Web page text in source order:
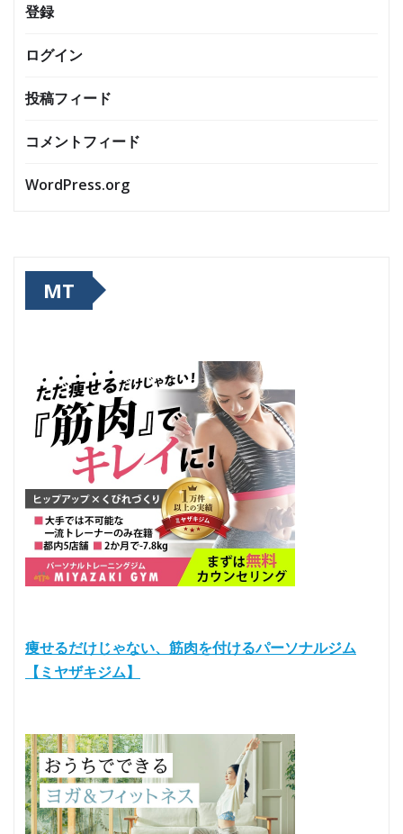
登録
ログイン
投稿フィード
コメントフィード
WordPress.org
MT
痩せるだけじゃない、筋肉を付けるパーソナルジム
【ミヤザキジム】